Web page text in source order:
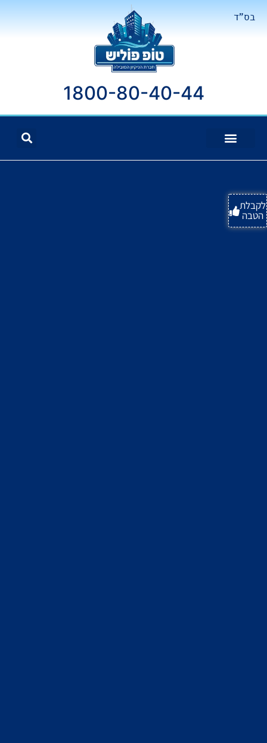
בס"ד
1800-80-40-44
לקבלת
הטבה